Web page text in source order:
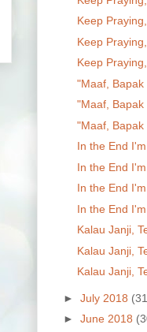
Keep
Keep
Keep
"Maaf, Bapak
"Maaf, Bapak
"Maaf, Bapak
In the End
In the End
In the End
In the End
Kalau Janji,
Kalau Janji,
Kalau Janji,
► July 2018
► June 2018